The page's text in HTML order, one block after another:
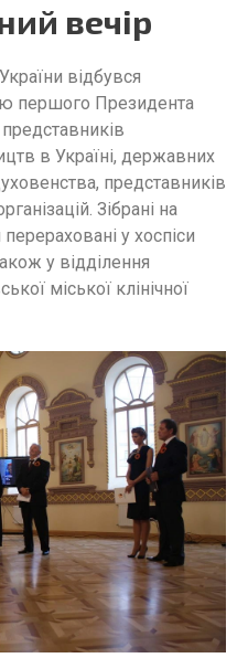
вечір
відбувся
першого Президента
в Україні, державних
представників
Зібрані на
у хоспіси
у відділення
міської клінічної